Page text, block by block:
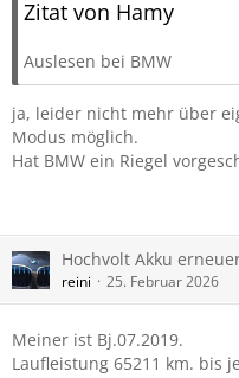
Zitat von Hamy
Auslesen bei BMW
ja, leider nicht mehr über
Modus möglich.
Hat BMW ein Riegel
Hochvolt Akku
reini 25. Februar 2026
Meiner ist Bj.07.2019.
Laufleistung 65211 km. bis